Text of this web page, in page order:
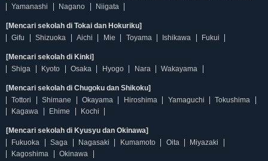
Yamanashi
Nagano Niigata
[Mencari sekolah di Tokai dan Hokuriku]
Gifu
Shizuoka Aichi Mie Toyama Ishikawa Fukui
[Mencari sekolah di Kinki]
Shiga
Kyoto Osaka Hyogo Nara Wakayama
[Mencari sekolah di Chugoku dan Shikoku]
Tottori
Shimane Okayama Hiroshima Yamaguchi
Tokushima
Kagawa
Ehime Kochi
[Mencari sekolah di Kyusyu dan Okinawa]
Fukuoka
Saga Nagasaki Kumamoto Oita
Miyazaki
Kagoshima
Okinawa